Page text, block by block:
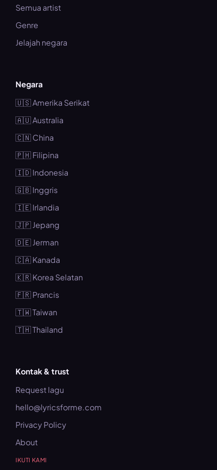
Semua artist
Genre
Jelajah negara
Negara
🇺🇸 Amerika Serikat
🇦🇺 Australia
🇨🇳 China
🇵🇭 Filipina
🇮🇩 Indonesia
🇬🇧 Inggris
🇮🇪 Irlandia
🇯🇵 Jepang
🇩🇪 Jerman
🇨🇦 Kanada
🇰🇷 Korea Selatan
🇫🇷 Prancis
🇹🇼 Taiwan
🇹🇭 Thailand
Kontak & trust
Request lagu
hello@lyricsforme.com
Privacy Policy
About
IKUTI KAMI